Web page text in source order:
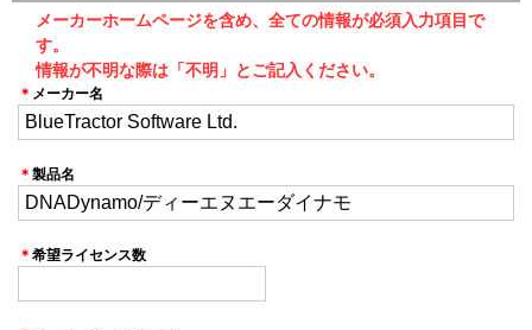
メーカーホームページを含め、全ての情報が必須入力項目で
す。
情報が不明な際は「不明」とご記入ください。
＊ メーカー名
＊ 製品名
＊ 希望ライセンス数